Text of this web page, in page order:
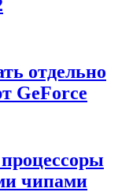
отдельно
GeForce
чипами